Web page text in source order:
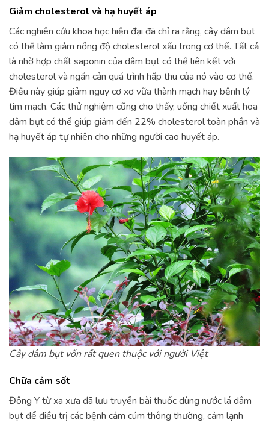
Giảm cholesterol và hạ huyết áp
Các nghiên cứu khoa học hiện đại đã chỉ ra rằng, cây dâm bụt
có thể làm giảm nồng độ cholesterol xấu trong cơ thể. Tất cả
là nhờ hợp chất saponin của dâm bụt có thể liên kết với
cholesterol và ngăn cản quá trình hấp thu của nó vào cơ thể.
Điều này giúp giảm nguy cơ xơ vữa thành mạch hay bệnh lý
tim mạch. Các thử nghiệm cũng cho thấy, uống chiết xuất hoa
dâm bụt có thể giúp giảm đến 22% cholesterol toàn phần và
hạ huyết áp tự nhiên cho những người cao huyết áp.
Cây dâm bụt vốn rất quen thuộc với người Việt
Chữa cảm sốt
Đông Y từ xa xưa đã lưu truyền bài thuốc dùng nước lá dâm
bụt để điều trị các bệnh cảm cúm thông thường, cảm lạnh